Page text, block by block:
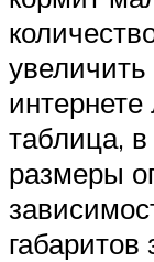
интернете
таблица, в
размеры
габаритов